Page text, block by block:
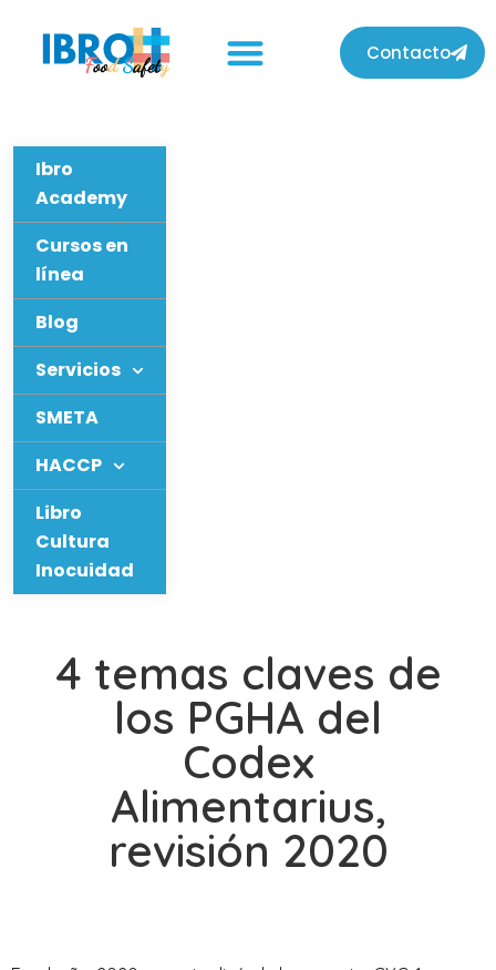
Contacto
Ibro
Academy
Cursos en
línea
Blog
Servicios
SMETA
HACCP
Libro
Cultura
Inocuidad
4 temas claves de
los PGHA del
Codex
Alimentarius,
revisión 2020